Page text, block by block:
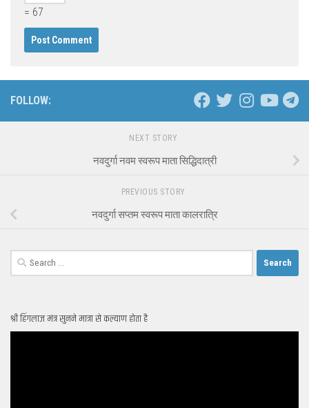
= 67
FOLLOW:
NEXT STORY
नवदुर्गा नवम स्वरूप माता सिद्धिदात्री
PREVIOUS STORY
नवदुर्गा सप्तम स्वरूप माता कालरात्रि
Search
for:
श्री हिंगलाज मंत्र सुनने मात्रा से कल्याण होता है